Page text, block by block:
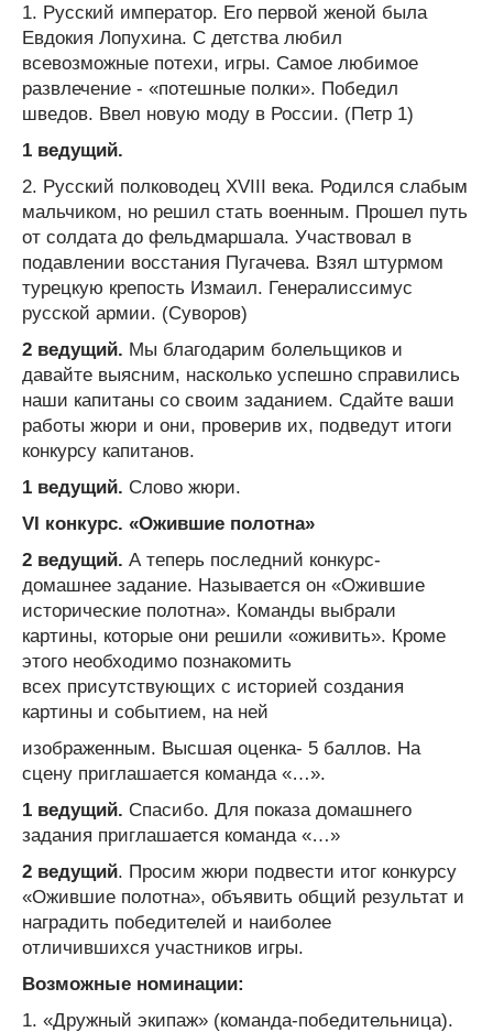
1. Русский император. Его первой женой была
Евдокия Лопухина. С детства любил
всевозможные потехи, игры. Самое любимое
развлечение - «потешные полки». Победил
шведов. Ввел новую моду в России. (Петр 1)
1 ведущий.
2. Русский полководец XVIII века. Родился слабым
мальчиком, но решил стать военным. Прошел путь
от солдата до фельдмаршала. Участвовал в
подавлении восстания Пугачева. Взял штурмом
турецкую крепость Измаил. Генералиссимус
русской армии. (Суворов)
2 ведущий. Мы благодарим болельщиков и
давайте выясним, насколько успешно справились
наши капитаны со своим заданием. Сдайте ваши
работы жюри и они, проверив их, подведут итоги
конкурсу капитанов.
1 ведущий. Слово жюри.
VI конкурс. «Ожившие полотна»
2 ведущий. А теперь последний конкурс-
домашнее задание. Называется он «Ожившие
исторические полотна». Команды выбрали
картины, которые они решили «оживить». Кроме
этого необходимо познакомить
всех присутствующих с историей создания
картины и событием, на ней
изображенным. Высшая оценка- 5 баллов. На
сцену приглашается команда «…».
1 ведущий. Спасибо. Для показа домашнего
задания приглашается команда «…»
2 ведущий. Просим жюри подвести итог конкурсу
«Ожившие полотна», объявить общий результат и
наградить победителей и наиболее
отличившихся участников игры.
Возможные номинации:
1. «Дружный экипаж» (команда-победительница).